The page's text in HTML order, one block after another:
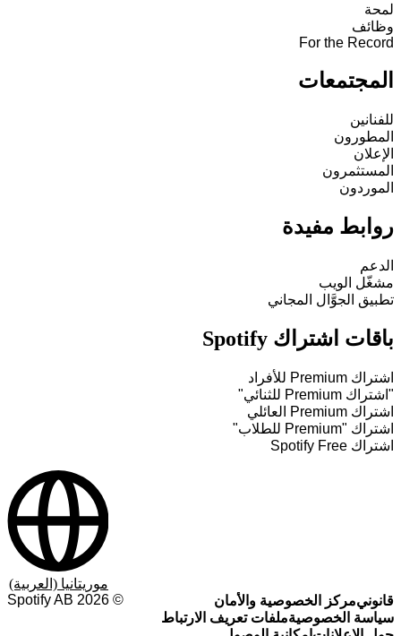
لمحة
وظائف
For the Record
المجتمعات
للفنانين
المطورون
الإعلان
المستثمرون
الموردون
روابط مفيدة
الدعم
مشغّل الويب
تطبيق الجوَّال المجاني
باقات اشتراك Spotify
اشتراك Premium للأفراد
"اشتراك Premium للثنائي"
اشتراك Premium العائلي
اشتراك "Premium للطلاب"
اشتراك Spotify Free
قانونيمركز الخصوصية والأمان
سياسة الخصوصيةملفات تعريف الارتباط
©
2026
موريتانيا (العربية)